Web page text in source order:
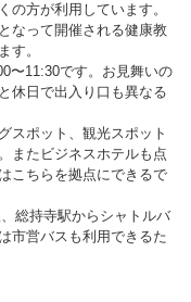
の方が利用しています。
なって開催される健康教
す。
〜11:30です。お見舞いの
休日で出入り口も異なる
スポット、観光スポット
またビジネスホテルも点
こちらを拠点にできるで
総持寺駅からシャトルバ
市営バスも利用できるた